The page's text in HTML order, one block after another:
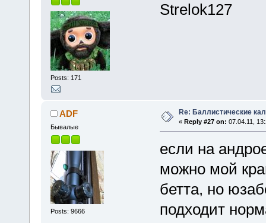
Posts: 171
Strelok127
ADF
Бывалые
Posts: 9666
Re: Баллистические
« Reply #27 on: 07.04.11,
если на
можно мой
бетта, но
подходит